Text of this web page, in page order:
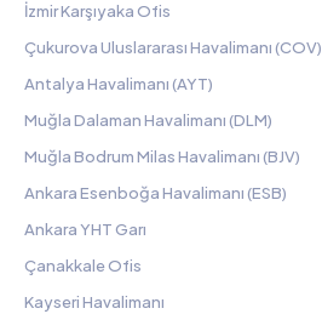
İzmir Karşıyaka Ofis
Çukurova Uluslararası Havalimanı (COV)
Antalya Havalimanı (AYT)
Muğla Dalaman Havalimanı (DLM)
Muğla Bodrum Milas Havalimanı (BJV)
Ankara Esenboğa Havalimanı (ESB)
Ankara YHT Garı
Çanakkale Ofis
Kayseri Havalimanı